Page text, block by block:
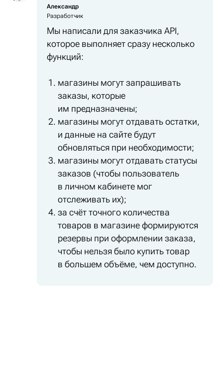
Александр
Разработчик
Мы написали для заказчика API,
которое выполняет сразу несколько
функций:
магазины могут запрашивать
заказы, которые
им предназначены;
магазины могут отдавать остатки,
и данные на сайте будут
обновляться при необходимости;
магазины могут отдавать статусы
заказов (чтобы пользователь
в личном кабинете мог
отслеживать их);
за счёт точного количества
товаров в магазине формируются
резервы при оформлении заказа,
чтобы нельзя было купить товар
в большем объёме, чем доступно.